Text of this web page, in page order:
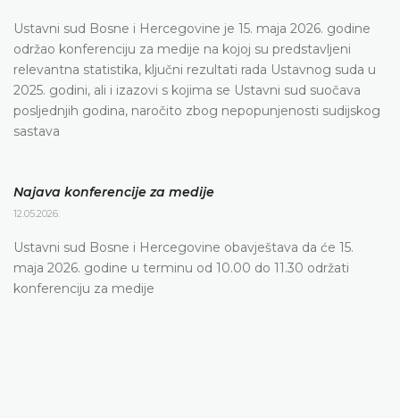
Ustavni sud Bosne i Hercegovine je 15. maja 2026. godine
održao konferenciju za medije na kojoj su predstavljeni
relevantna statistika, ključni rezultati rada Ustavnog suda u
2025. godini, ali i izazovi s kojima se Ustavni sud suočava
posljednjih godina, naročito zbog nepopunjenosti sudijskog
sastava
Najava konferencije za medije
12.05.2026.
Ustavni sud Bosne i Hercegovine obavještava da će 15.
maja 2026. godine u terminu od 10.00 do 11.30 održati
konferenciju za medije